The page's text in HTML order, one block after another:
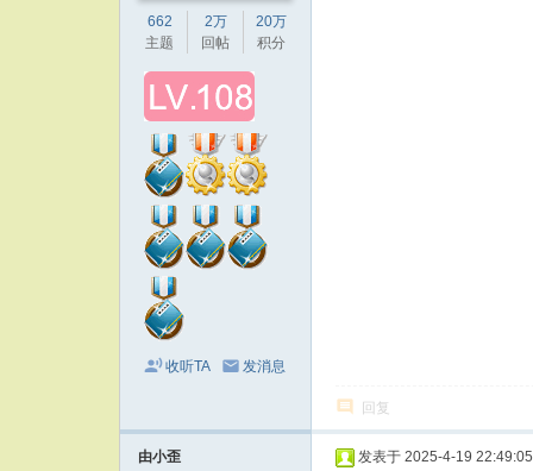
662
主题
2万
回帖
20万
积分
收听TA 发消息
回复
由小歪 发表于 2025-4-19 22:49:05